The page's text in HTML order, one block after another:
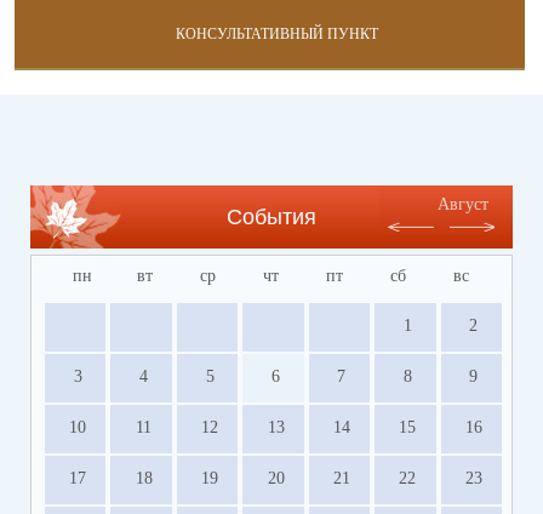
КОНСУЛЬТАТИВНЫЙ ПУНКТ
События
Август
пн вт ср чт пт сб вс
1 2
3 4 5 6 7 8 9
10 11 12 13 14 15 16
17 18 19 20 21 22 23